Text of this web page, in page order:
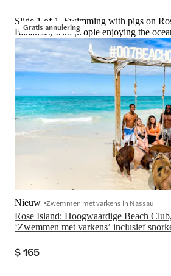
Gratis annulering
Slide 1 of 1, Swimming with pigs on
Bahamas, with people enjoying the
Rose Island: Hoogwaardige Beach
‘Zwemmen met varkens’ inclusief
Nieuw Zwemmen met varkens in Nassau
$ 165